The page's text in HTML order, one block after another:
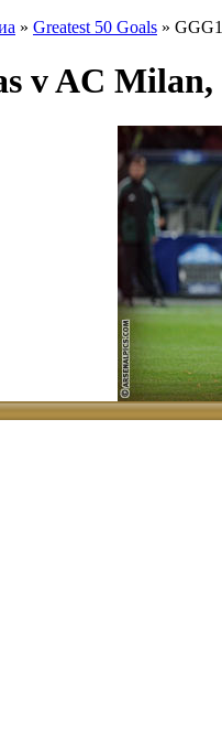
» Greatest 50 Goals »
v AC Milan,